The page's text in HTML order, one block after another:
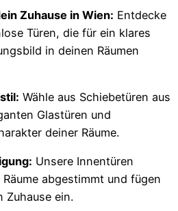
Zuhause in Wien: Entdecke
Türen, die für ein klares
in deinen Räumen
Wähle aus Schiebetüren aus
Glastüren und
deiner Räume.
Unsere Innentüren
abgestimmt und fügen
Zuhause ein.